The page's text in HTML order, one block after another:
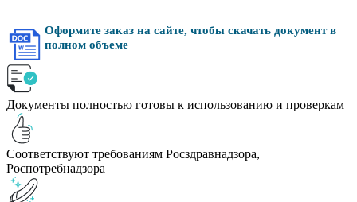
Оформите заказ на сайте, чтобы скачать документ в
полном объеме
Документы полностью готовы к использованию и проверкам
Соответствуют требованиям Росздравнадзора,
Роспотребнадзора